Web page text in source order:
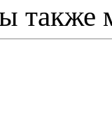
также